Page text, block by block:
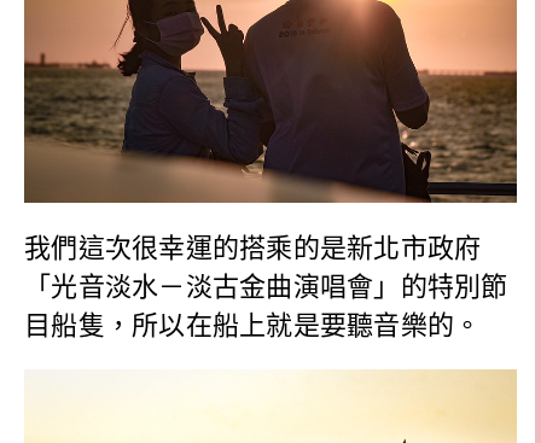
我們這次很幸運的搭乘的是新北市政府
「光音淡水－淡古金曲演唱會」的特別節
目船隻，所以在船上就是要聽音樂的。